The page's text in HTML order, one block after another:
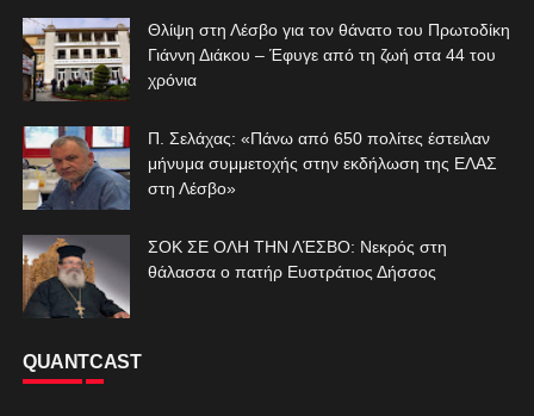
Θλίψη στη Λέσβο για τον θάνατο του Πρωτοδίκη
Γιάννη Διάκου – Έφυγε από τη ζωή στα 44 του
χρόνια
Π. Σελάχας: «Πάνω από 650 πολίτες έστειλαν
μήνυμα συμμετοχής στην εκδήλωση της ΕΛΑΣ
στη Λέσβο»
ΣΟΚ ΣΕ ΟΛΗ ΤΗΝ ΛΈΣΒΟ: Νεκρός στη
θάλασσα ο πατήρ Ευστράτιος Δήσσος
QUANTCAST